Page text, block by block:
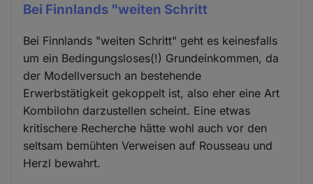
Bei Finnlands "weiten Schritt
Bei Finnlands "weiten Schritt" geht es keinesfalls
um ein Bedingungsloses(!) Grundeinkommen, da
der Modellversuch an bestehende
Erwerbstätigkeit gekoppelt ist, also eher eine Art
Kombilohn darzustellen scheint. Eine etwas
kritischere Recherche hätte wohl auch vor den
seltsam bemühten Verweisen auf Rousseau und
Herzl bewahrt.